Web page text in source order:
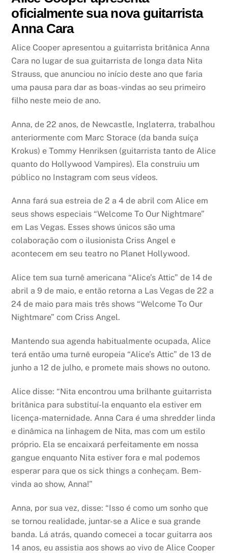
oficialmente sua nova guitarrista
Anna Cara
Alice Cooper apresentou a guitarrista britânica Anna
Cara no lugar de sua guitarrista de longa data Nita
Strauss, que anunciou no início deste ano que faria
uma pausa para dar as boas-vindas ao seu primeiro
filho neste meio de ano.
Anna, de 22 anos, de Newcastle, Inglaterra, trabalhou
anteriormente com Marc Storace (da banda suíça
Krokus) e Tommy Henriksen (guitarrista tanto de Alice
quanto do Hollywood Vampires). Ela construiu um
público no Instagram com seus vídeos.
Anna fará sua estreia de 2 a 4 de abril com Alice em
seus shows especiais “Welcome To Our Nightmare”
em Las Vegas. Esses shows únicos são uma
colaboração com o ilusionista Criss Angel e
acontecem em seu teatro no Planet Hollywood.
Alice tem sua turnê americana “Alice’s Attic” de 14 de
abril a 9 de maio, e então retorna a Las Vegas de 22 a
24 de maio para mais três shows “Welcome To Our
Nightmare” com Criss Angel.
Mantendo sua agenda habitualmente ocupada, Alice
terá então uma turnê europeia “Alice’s Attic” de 13 de
junho a 12 de julho, e promete mais shows no outono.
Alice disse: “Nita encontrou uma brilhante guitarrista
britânica para substituí-la enquanto ela estiver em
licença-maternidade. Anna Cara é uma shredder linda
e dinâmica na linhagem de Nita, mas com um estilo
próprio. Ela se encaixará perfeitamente em nossa
gangue enquanto Nita estiver fora e mal podemos
esperar para que os sick things a conheçam. Bem-
vinda ao show, Anna!”
Anna, por sua vez, disse: “Isso é como um sonho que
se tornou realidade, juntar-se a Alice e sua grande
banda. Lá atrás, quando comecei a tocar guitarra aos
14 anos, eu assistia aos shows ao vivo de Alice Cooper